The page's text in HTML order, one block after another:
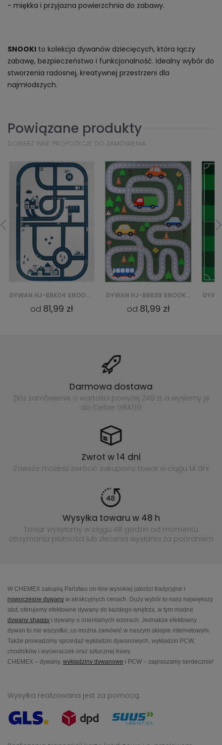
- miękka i przyjazna powierzchnia do zabawy.
SNOOKI to kolekcja dywanów dziecięcych, która łączy
zabawę, bezpieczeństwo i funkcjonalność. Idealny wybór do
stworzenia radosnej, kreatywnej przestrzeni dla
najmłodszych.
Powiązane produkty
DOBIERZ INNE PROPOZYCJE DO ZAMÓWIENIA
DYWAN HJ-BBK04 SNOOKI BBK - BEŻOWY
od 81,99 zł
DYWAN HJ-BBK03 SNOOKI BBK - ZIELONY
od 81,99 zł
Darmowa dostawa
Złóż zamówienie o wartości powyżej 249 zł, a wyślemy je
do Ciebie GRATIS!
Zwrot w 14 dni
Zawsze możesz zwrócić zakupiony towar w ciągu 14 dni
Wysyłka towaru w 48 h
Towar wysyłamy w ciągu 48 godzin od momentu
otrzymania płatności lub zlecenia wysłania za pobraniem
W CHEMEX zakupią Państwo on-line wysokiej jakości tradycyjne i
nowoczesne dywany w atrakcyjnych cenach. Duży wybór to nasz największy
atut, oferujemy efektowne dywany do każdego wnętrza, w tym modne
dywany shaggy i dywany o orientalnych wzorach. Jednakże efektowny
dywan to nie wszystko, co można zamówić w naszym sklepie internetowym.
Także prowadzimy sprzedaż wykładzin dywanowych, wykładzin PCW,
chodników i wycieraczek oraz sztucznej trawy.
CHEMEX – dywany, wykładziny dywanowe i PCW – zapraszamy serdecznie!
Wysyłka realizowana jest za pomocą: